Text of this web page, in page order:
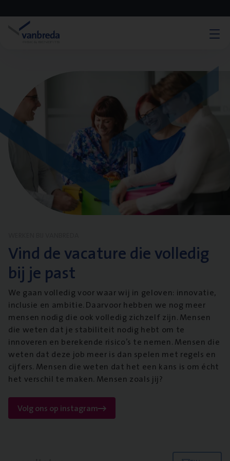
Vind de vacature die volledig
bij je past
We gaan volledig voor waar wij in geloven: innovatie,
inclusie en ambitie. Daarvoor hebben we nog meer
mensen nodig die ook volledig zichzelf zijn. Mensen
die weten dat je stabiliteit nodig hebt om te
innoveren en berekende risico’s te nemen. Mensen die
weten dat deze job meer is dan spelen met regels en
cijfers. Mensen die weten dat het een kans is om écht
het verschil te maken. Mensen zoals jij?
Volg ons op instagram